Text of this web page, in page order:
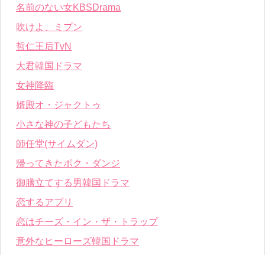
名前のない女KBSDrama
吹けよ、ミプン
哲仁王后TvN
大君韓国ドラマ
女神降臨
婿殿オ・ジャクトゥ
小さな神の子どもたち
師任堂(サイムダン)
帰ってきたポク・ダンジ
御膳立てする男韓国ドラマ
恋するアプリ
恋はチーズ・イン・ザ・トラップ
意外なヒーローズ韓国ドラマ